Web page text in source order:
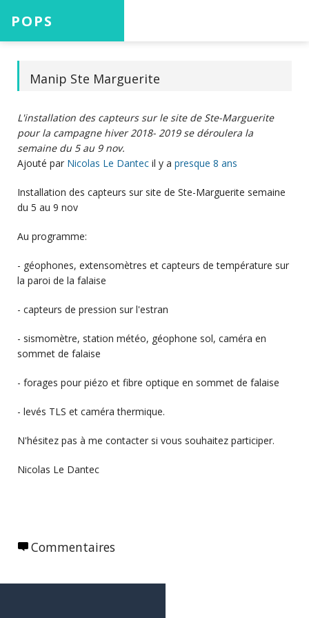
POPS
Projets
Aide
Connexion
Manip Ste Marguerite
L'installation des capteurs sur le site de Ste-Marguerite
pour la campagne hiver 2018- 2019 se déroulera la
semaine du 5 au 9 nov.
Ajouté par Nicolas Le Dantec il y a presque 8 ans
Installation des capteurs sur site de Ste-Marguerite semaine
du 5 au 9 nov
Au programme:
- géophones, extensomètres et capteurs de température sur
la paroi de la falaise
- capteurs de pression sur l'estran
- sismomètre, station météo, géophone sol, caméra en
sommet de falaise
- forages pour piézo et fibre optique en sommet de falaise
- levés TLS et caméra thermique.
N'hésitez pas à me contacter si vous souhaitez participer.
Nicolas Le Dantec
Commentaires